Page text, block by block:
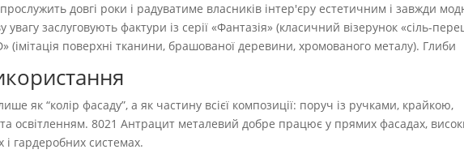
довгі роки і радуватиме власників інтер'єру естетичним і завжди
заслуговують фактури із серії «Фантазія» (класичний візерунок «сіль-
(імітація поверхні тканини, брашованої деревини, хромованого металу). Глиби
як “колір фасаду”, а як частину всієї композиції: поруч із ручками, крайкою,
освітленням. 8021 Антрацит металевий добре працює у прямих фасадах,
гардеробних системах.